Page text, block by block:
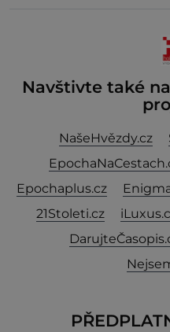
Navštivte také
NašeHvězdy.cz
Epochaplus.cz
21Stoleti.cz